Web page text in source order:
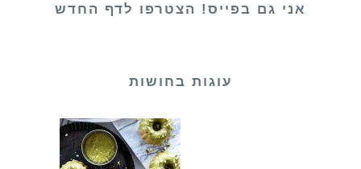
אני גם בפייס! הצטרפו לדף החדש
עוגות בחושות